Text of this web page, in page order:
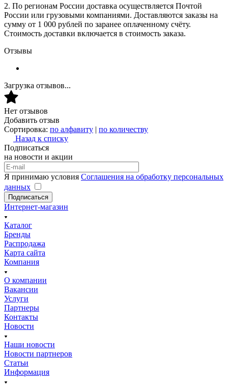
2. По регионам России доставка осуществляется Почтой
России или грузовыми компаниями. Доставляются заказы на
сумму от 1 000 рублей по заранее оплаченному счёту.
Стоимость доставки включается в стоимость заказа.
Отзывы
Загрузка отзывов...
Нет отзывов
Добавить отзыв
Сортировка: по алфавиту | по количеству
Назад к списку
Подписаться
на новости и акции
Я принимаю условия Соглашения на обработку персональных
данных
Подписаться
Интернет-магазин
Каталог
Бренды
Распродажа
Карта сайта
Компания
О компании
Вакансии
Услуги
Партнеры
Контакты
Новости
Наши новости
Новости партнеров
Статьи
Информация